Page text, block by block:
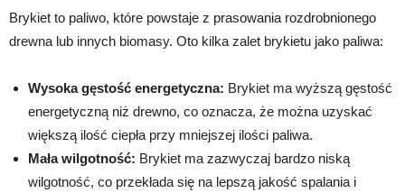
Brykiet to paliwo, które powstaje z prasowania rozdrobnionego
drewna lub innych biomasy. Oto kilka zalet brykietu jako paliwa:
Wysoka gęstość energetyczna: Brykiet ma wyższą gęstość
energetyczną niż drewno, co oznacza, że można uzyskać
większą ilość ciepła przy mniejszej ilości paliwa.
Mała wilgotność: Brykiet ma zazwyczaj bardzo niską
wilgotność, co przekłada się na lepszą jakość spalania i